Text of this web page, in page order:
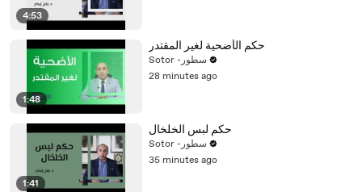
4:53
1:48
حكم الأضحية لغير المقتدر
Sotor -سطور
28 minutes ago
1:41
حكم لبس الخلخال
Sotor -سطور
35 minutes ago